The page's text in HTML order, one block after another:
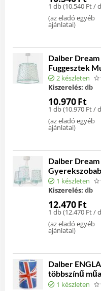
1 db (10.540 Ft/
(az eladó egyéb
ajánlatai)
Dalber
Fuggesztek
2 készleten
Kiszerelés: db
10.970Ft
1 db (10.970 Ft/
(az eladó egyéb
ajánlatai)
Dalber
1 készleten
Kiszerelés: db
12.470Ft
1 db (12.470 Ft/
(az eladó egyéb
ajánlatai)
Dalber
többszínű
1 készleten